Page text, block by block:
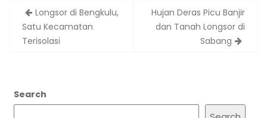
Post
navigation
Longsor di Bengkulu,
Satu Kecamatan
Terisolasi
Hujan Deras Picu Banjir
dan Tanah Longsor di
Sabang
Search